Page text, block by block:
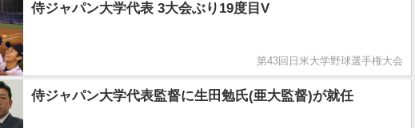
侍ジャパン大学代表 3大会ぶり19度目V
第43回日米大学野球選手権大会
侍ジャパン大学代表監督に生田勉氏(亜大監督)が就任